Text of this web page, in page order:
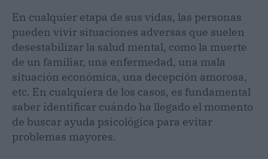
En cualquier etapa de sus vidas, las personas
pueden vivir situaciones adversas que suelen
desestabilizar la salud mental, como la muerte
de un familiar, una enfermedad, una mala
situación económica, una decepción amorosa,
etc. En cualquiera de los casos, es fundamental
saber identificar cuándo ha llegado el momento
de buscar ayuda psicológica para evitar
problemas mayores.